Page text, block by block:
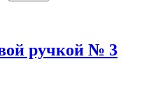
ручкой № 3